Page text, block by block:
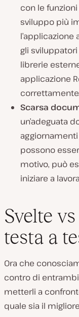
con le
sviluppo più
gli
librerie
applicazione
correttamente.
Scarsa
un’adeguata
possono
motivo, può
iniziare a
Svelte
testa a
Ora che
contro di
metterli a
quale sia il